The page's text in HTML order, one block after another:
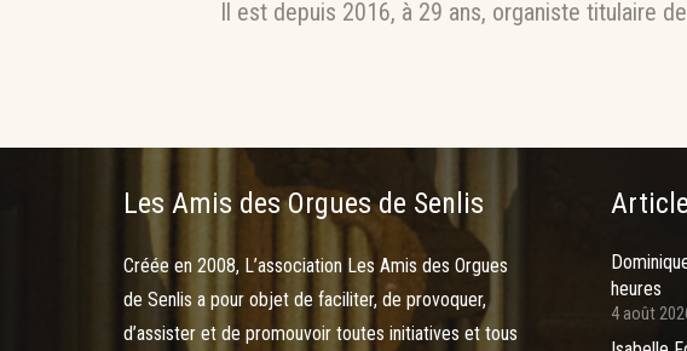
Il est depuis 2016, à 29 ans, organiste titulaire
Les Amis des Orgues de Senlis
Créée en 2008, L’association Les Amis des Orgues
de Senlis a pour objet de faciliter, de provoquer,
d’assister et de promouvoir toutes initiatives et tous
heures
4 août